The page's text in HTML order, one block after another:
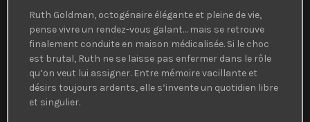
Ruth Goldman, octogénaire élégante et pleine de vie,
pense vivre un rendez-vous galant… mais se retrouve
finalement conduite en maison médicalisée. Si le choc
est brutal, Ruth ne se laisse pas enfermer dans le rôle
qu’on veut lui assigner. Entre mémoire vacillante et
désirs toujours ardents, elle s’invente un quotidien libre
et singulier.